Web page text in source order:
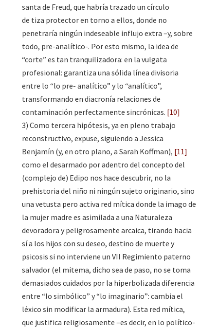
santa de Freud, que habría trazado un círculo
de tiza protector en torno a ellos, donde no
penetraría ningún indeseable influjo extra –y, sobre
todo, pre-analítico-. Por esto mismo, la idea de
“corte” es tan tranquilizadora: en la vulgata
profesional: garantiza una sólida línea divisoria
entre lo “lo pre- analítico” y lo “analítico”,
transformando en diacronía relaciones de
contaminación perfectamente sincrónicas. [10]
3) Como tercera hipótesis, ya en pleno trabajo
reconstructivo, expuse, siguiendo a Jessica
Benjamín (y, en otro plano, a Sarah Koffman), [11]
como el desarmado por adentro del concepto del
(complejo de) Edipo nos hace descubrir, no la
prehistoria del niño ni ningún sujeto originario, sino
una vetusta pero activa red mítica donde la imago de
la mujer madre es asimilada a una Naturaleza
devoradora y peligrosamente arcaica, tirando hacia
sí a los hijos con su deseo, destino de muerte y
psicosis si no interviene un VII Regimiento paterno
salvador (el mitema, dicho sea de paso, no se toma
demasiados cuidados por la hiperbolizada diferencia
entre “lo simbólico” y “lo imaginario”: cambia el
léxico sin modificar la armadura). Esta red mítica,
que justifica religiosamente –es decir, en lo político-